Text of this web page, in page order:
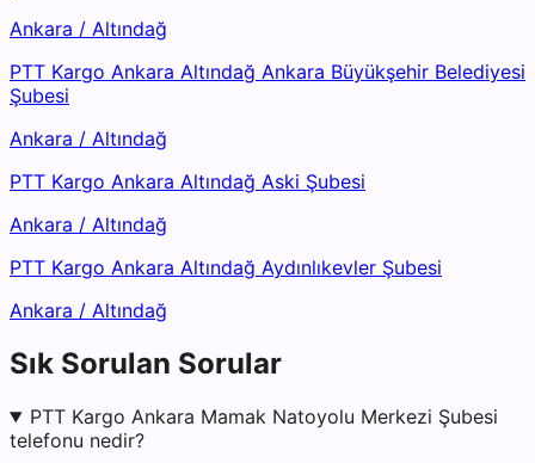
Ankara / Altındağ
PTT Kargo Ankara Altındağ Ankara Büyükşehir Belediyesi
Şubesi
Ankara / Altındağ
PTT Kargo Ankara Altındağ Aski Şubesi
Ankara / Altındağ
PTT Kargo Ankara Altındağ Aydınlıkevler Şubesi
Ankara / Altındağ
Sık Sorulan Sorular
PTT Kargo Ankara Mamak Natoyolu Merkezi Şubesi
telefonu nedir?